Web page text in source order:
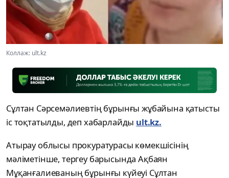
Коллаж: ult.kz
Сұлтан Сәрсемәлиевтің бұрынғы жұбайына қатысты
іс тоқтатылды, деп хабарлайды ult.kz.
Атырау облысы прокуратурасы көмекшісінің
мәліметінше, тергеу барысында Ақбаян
Мұқанғалиеваның бұрынғы күйеуі Сұлтан